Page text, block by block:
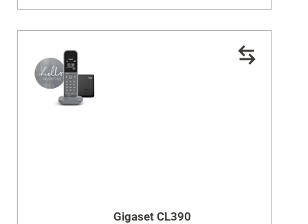
Gigaset CL390